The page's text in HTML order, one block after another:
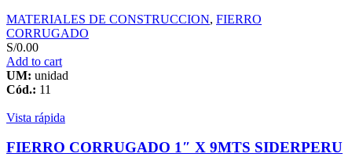
MATERIALES DE CONSTRUCCION, FIERRO
CORRUGADO
S/0.00
Add to cart
UM: unidad
Cód.: 11
Vista rápida
FIERRO CORRUGADO 1″ X 9MTS SIDERPERU